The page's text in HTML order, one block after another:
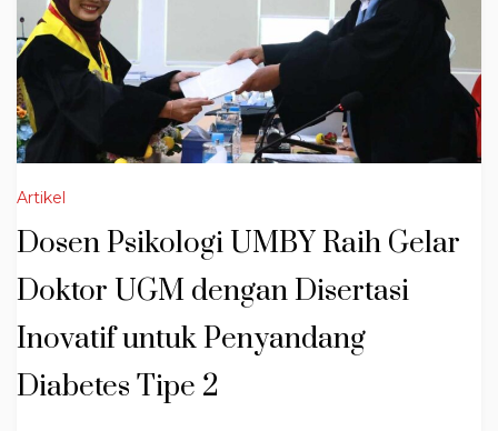
Artikel
Dosen Psikologi UMBY Raih Gelar
Doktor UGM dengan Disertasi
Inovatif untuk Penyandang
Diabetes Tipe 2